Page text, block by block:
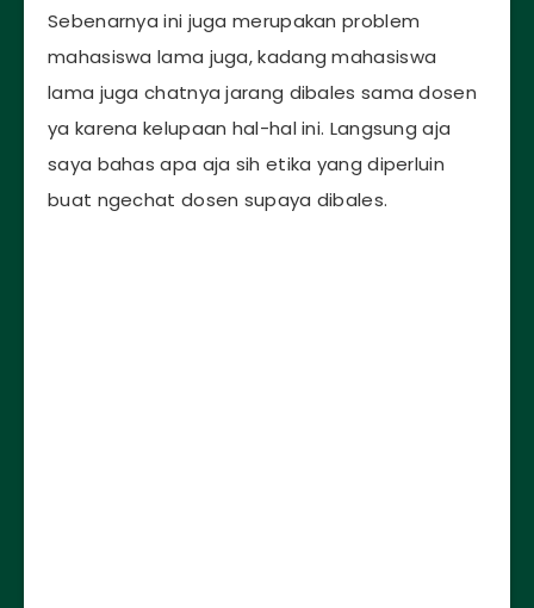
Sebenarnya ini juga merupakan problem
mahasiswa lama juga, kadang mahasiswa
lama juga chatnya jarang dibales sama dosen
ya karena kelupaan hal-hal ini. Langsung aja
saya bahas apa aja sih etika yang diperluin
buat ngechat dosen supaya dibales.